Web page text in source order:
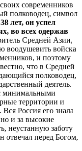
современников
полководец, символ
лет, он успел
во всех одержав
Средней Азии,
воодушевить войска
и поэтому
что в Средней
полководец,
деятель.
минимальными
территории и
Россия его знала
и за высокие
неустанную заботу
отвечал перед Богом,